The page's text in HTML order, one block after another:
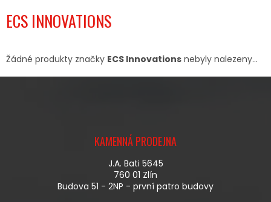
ECS INNOVATIONS
Žádné produkty značky ECS Innovations nebyly nalezeny...
KAMENNÁ PRODEJNA
J.A. Bati 5645
760 01 Zlín
Budova 51 - 2NP - první patro budovy